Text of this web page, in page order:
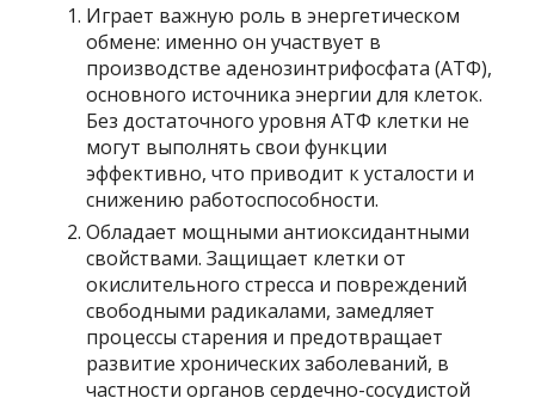
Играет важную роль в энергетическом
обмене: именно он участвует в
производстве аденозинтрифосфата (АТФ),
основного источника энергии для клеток.
Без достаточного уровня АТФ клетки не
могут выполнять свои функции
эффективно, что приводит к усталости и
снижению работоспособности.
Обладает мощными антиоксидантными
свойствами. Защищает клетки от
окислительного стресса и повреждений
свободными радикалами, замедляет
процессы старения и предотвращает
развитие хронических заболеваний, в
частности органов сердечно-сосудистой